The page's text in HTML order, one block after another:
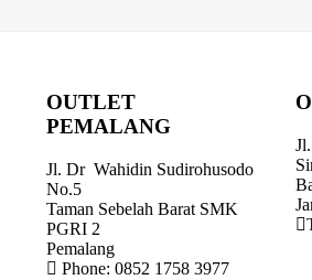
OUTLET
PEMALANG
Jl. Dr Wahidin Sudirohusodo
No.5
Taman Sebelah Barat SMK
PGRI 2
Pemalang
Phone: 0852 1758 3977